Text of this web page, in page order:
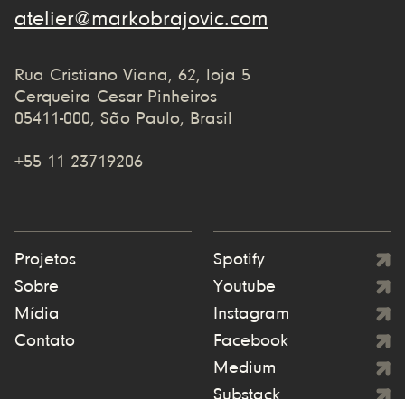
atelier@markobrajovic.com
Rua Cristiano Viana, 62, loja 5
Cerqueira Cesar Pinheiros
05411-000, São Paulo, Brasil
+55 11 23719206
Projetos
Sobre
Mídia
Contato
Spotify
Youtube
Instagram
Facebook
Medium
Substack